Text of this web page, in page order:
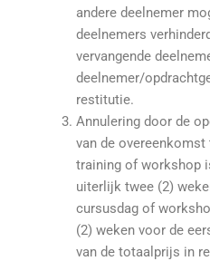
andere deelnemer
deelnemers
vervangende
deelnemer/
restitutie.
Annulering door de
van de
training of workshop
uiterlijk twee (2)
cursusdag of
(2) weken voor de
van de totaalprijs in